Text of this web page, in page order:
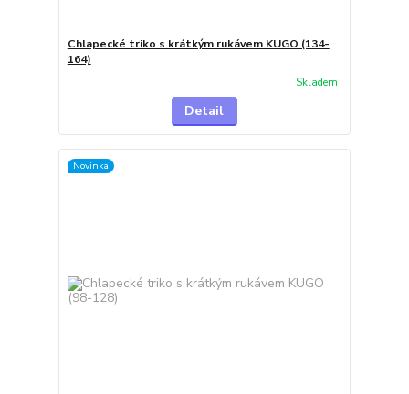
Chlapecké triko s krátkým rukávem KUGO (134-
164)
Skladem
Detail
Novinka